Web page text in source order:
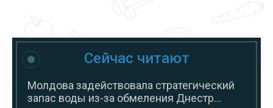
Сейчас читают
Молдова задействовала стратегический
запас воды из-за обмеления Днестр...